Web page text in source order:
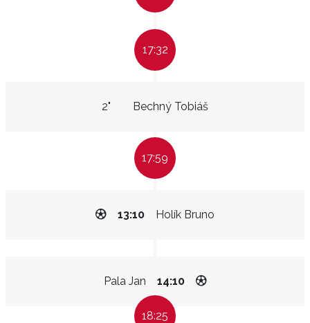
17:32
Bechný Tobiáš
2"
17:59
Holík Bruno
13:10
Pala Jan 14:10
18:25